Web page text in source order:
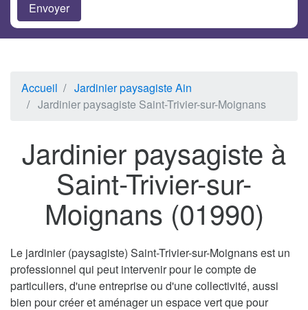
Accueil
Jardinier paysagiste Ain
Jardinier paysagiste Saint-Trivier-sur-Moignans
Jardinier paysagiste à
Saint-Trivier-sur-
Moignans (01990)
Le jardinier (paysagiste) Saint-Trivier-sur-Moignans est un
professionnel qui peut intervenir pour le compte de
particuliers, d'une entreprise ou d'une collectivité, aussi
bien pour créer et aménager un espace vert que pour